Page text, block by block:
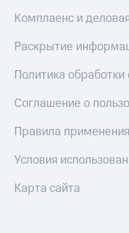
Комплаенс и
Раскрытие
Политика обработки
Соглашение о
Правила
Условия
Карта сайта